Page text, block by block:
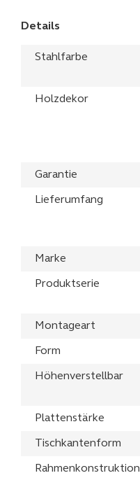
Details
Stahlfarbe
Holzdekor
Garantie
Lieferumfang
Marke
Produktserie
Montageart
Form
Höhenverstellbar
Plattenstärke
Tischkantenform
Rahmenkonstruktion